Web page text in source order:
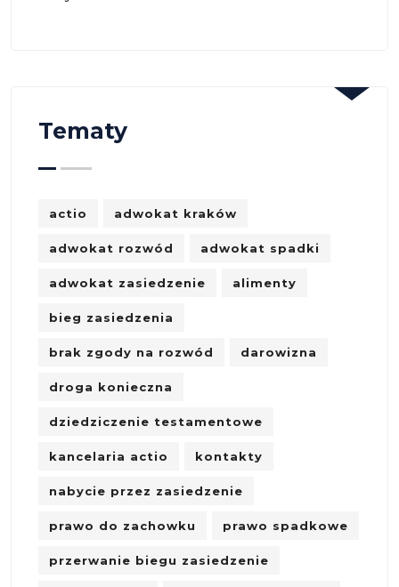
Tematy
actio adwokat kraków
adwokat rozwód adwokat spadki
adwokat zasiedzenie alimenty
bieg zasiedzenia
brak zgody na rozwód darowizna
droga konieczna
dziedziczenie testamentowe
kancelaria actio kontakty
nabycie przez zasiedzenie
prawo do zachowku prawo spadkowe
przerwanie biegu zasiedzenie